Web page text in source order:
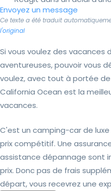
Envoyez un message
Ce texte a été traduit
l'original
Si vous voulez des vacances
aventureuses, pouvoir vous
voulez, avec tout à portée
California Ocean est la
vacances.
C'est un camping-car de
prix compétitif. Une
assistance dépannage sont
prix. Donc pas de frais
départ, vous recevrez une